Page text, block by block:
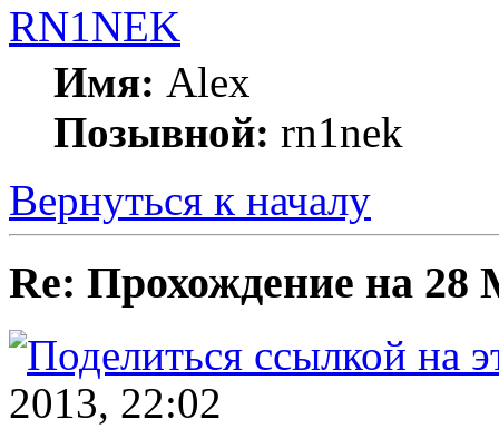
RN1NEK
Имя: Alex
Позывной: rn1nek
Вернуться к началу
Re: Прохождение на 28
2013, 22:02